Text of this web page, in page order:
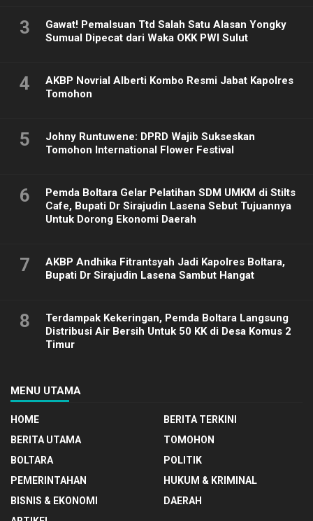
3
Gawat! Pemalsuan Ttd Salah Satu Alasan Yongky
Sumual Dipecat dari Waka OKK PWI Sulut
4
AKBP Novrial Alberti Kombo Resmi Jabat Kapolres
Tomohon
5
Johny Runtuwene: DPRD Wajib Sukseskan
Tomohon International Flower Festival
6
Pemda Boltara Gelar Pelatihan SDM UMKM di Stilts
Cafe, Bupati Dr Sirajudin Lasena Sebut Tujuannya
Untuk Dorong Ekonomi Daerah
7
AKBP Andhika Fitrantsyah Jadi Kapolres Boltara,
Bupati Dr Sirajudin Lasena Sambut Hangat
8
Terdampak Kekeringan, Pemda Boltara Langsung
Distribusi Air Bersih Untuk 50 KK di Desa Komus 2
Timur
MENU UTAMA
HOME
BERITA TERKINI
BERITA UTAMA
TOMOHON
BOLTARA
POLITIK
PEMERINTAHAN
HUKUM & KRIMINAL
BISNIS & EKONOMI
DAERAH